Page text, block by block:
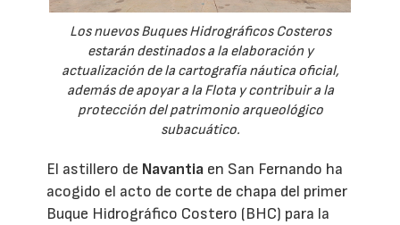
Los nuevos Buques Hidrográficos Costeros
estarán destinados a la elaboración y
actualización de la cartografía náutica oficial,
además de apoyar a la Flota y contribuir a la
protección del patrimonio arqueológico
subacuático.
El astillero de Navantia en San Fernando ha
acogido el acto de corte de chapa del primer
Buque Hidrográfico Costero (BHC) para la